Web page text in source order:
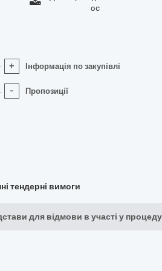
oc
+ Інформація по закупівлі
- Пропозиції
тендерні вимоги
для відмови в участі у